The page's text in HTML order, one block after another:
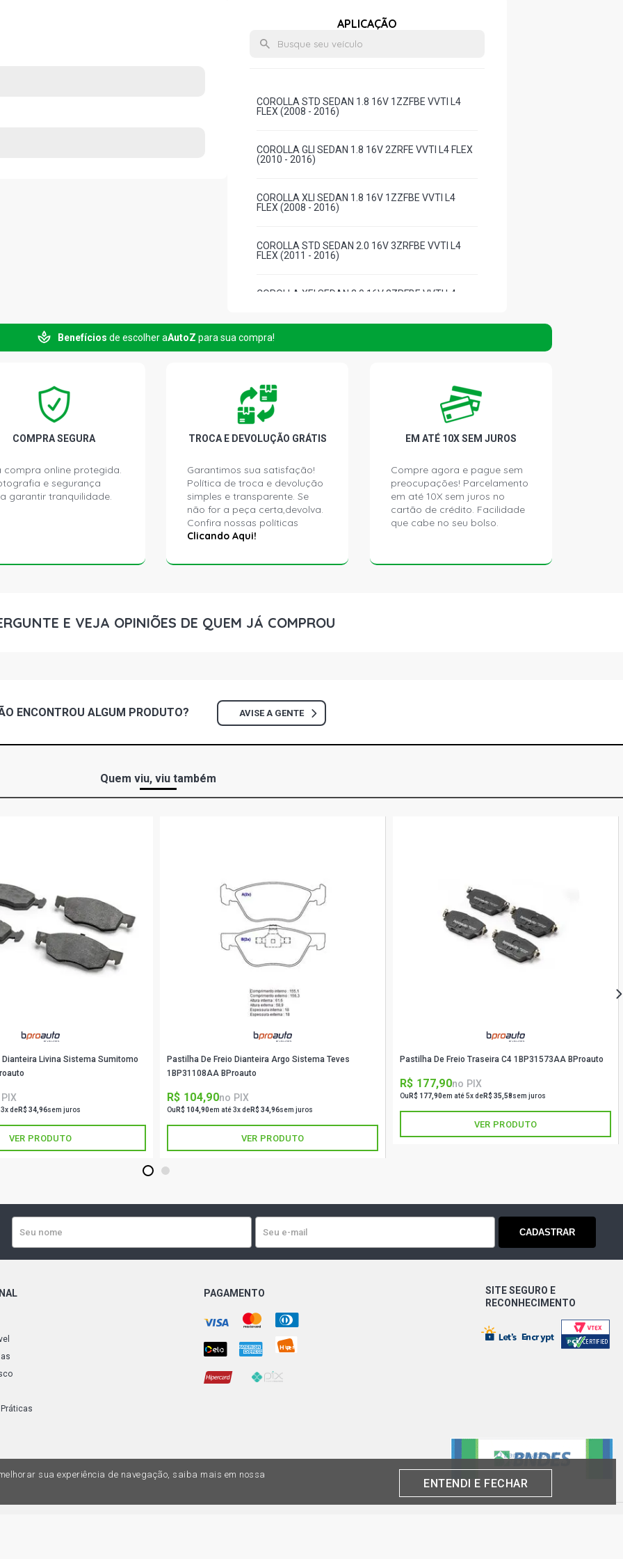
APLICAÇÃO
COROLLA STD SEDAN 1.8 16V 1ZZFBE VVTI L4
FLEX (2008 - 2016)
COROLLA GLI SEDAN 1.8 16V 2ZRFE VVTI L4 FLEX
(2010 - 2016)
COROLLA XLI SEDAN 1.8 16V 1ZZFBE VVTI L4
FLEX (2008 - 2016)
COROLLA STD SEDAN 2.0 16V 3ZRFBE VVTI L4
FLEX (2011 - 2016)
COROLLA XEI SEDAN 2.0 16V 3ZRFBE VVTI L4
COROLLA GLI UPPER SEDAN 1.8 16V 2ZRFE VVTI
L4 FLEX (2016 - 2016)
COROLLA GLI UPPER BLACK SEDAN 1.8 16V
2ZRFE VVTI L4 FLEX (2017 - 2016)
Benefícios de escolher aAutoZ para sua compra!
COMPRA SEGURA
compra online protegida.
e segurança
garantir tranquilidade.
TROCA E DEVOLUÇÃO GRÁTIS
Garantimos sua satisfação!
Política de troca e devolução
simples e transparente. Se
não for a peça certa,devolva.
Confira nossas políticas
Clicando Aqui!
EM ATÉ 10X SEM JUROS
Compre agora e pague sem
preocupações! Parcelamento
em até 10X sem juros no
cartão de crédito. Facilidade
que cabe no seu bolso.
E VEJA OPINIÕES DE QUEM JÁ COMPROU
ENCONTROU ALGUM PRODUTO? AVISE A GENTE
Quem viu, viu também
Dianteira Livina Sistema Sumitomo
deR$ 34,96sem juros
VER PRODUTO
Pastilha De Freio Dianteira Argo Sistema Teves
1BP31108AA BProauto
R$ 104,90no PIX
Ou R$ 104,90em até 3x deR$ 34,96sem juros
VER PRODUTO
Pastilha De Freio Traseira C4 1BP31573AA BProauto
R$ 177,90no PIX
Ou R$ 177,90em até 5x deR$ 35,58sem juros
VER PRODUTO
1 2
CADASTRAR
PAGAMENTO
SITE SEGURO E
RECONHECIMENTO
sua experiência de navegação, saiba mais em nossa
ENTENDI E FECHAR